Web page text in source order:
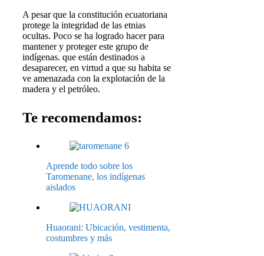
A pesar que la constitución ecuatoriana
protege la integridad de las etnias
ocultas. Poco se ha logrado hacer para
mantener y proteger este grupo de
indígenas. que están destinados a
desaparecer, en virtud a que su habita se
ve amenazada con la explotación de la
madera y el petróleo.
Te recomendamos:
Aprende todo sobre los
Taromenane, los indígenas
aislados
Huaorani: Ubicación, vestimenta,
costumbres y más